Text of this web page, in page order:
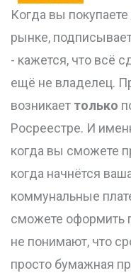
Когда вы
рынке,
- кажется, что всё
ещё не владелец.
возникает только
Росреестре. И
когда вы сможете
когда начнётся
коммунальные
сможете оформить
не понимают, что
просто бумажная